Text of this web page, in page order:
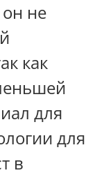
не
как
для
для
в